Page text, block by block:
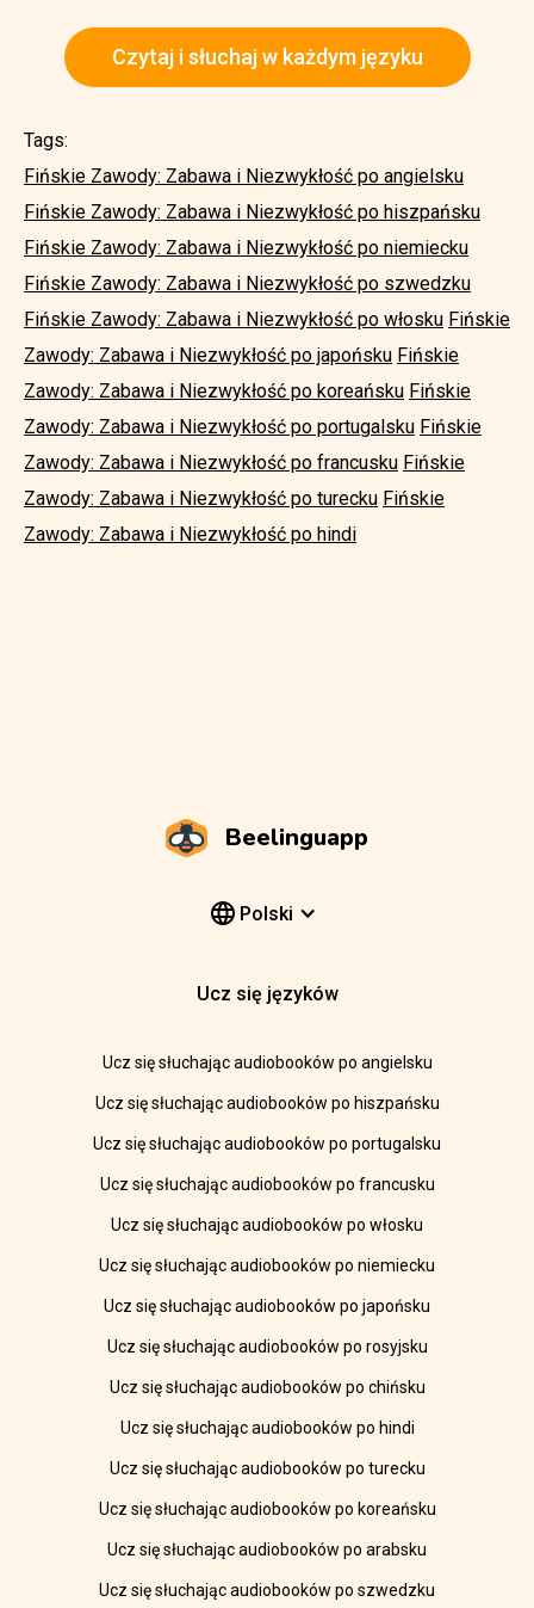
Czytaj i słuchaj w każdym języku
Tags:
Fińskie Zawody: Zabawa i Niezwykłość po angielsku
Fińskie Zawody: Zabawa i Niezwykłość po hiszpańsku
Fińskie Zawody: Zabawa i Niezwykłość po niemiecku
Fińskie Zawody: Zabawa i Niezwykłość po szwedzku
Fińskie Zawody: Zabawa i Niezwykłość po włosku Fińskie
Zawody: Zabawa i Niezwykłość po japońsku Fińskie
Zawody: Zabawa i Niezwykłość po koreańsku Fińskie
Zawody: Zabawa i Niezwykłość po portugalsku Fińskie
Zawody: Zabawa i Niezwykłość po francusku Fińskie
Zawody: Zabawa i Niezwykłość po turecku Fińskie
Zawody: Zabawa i Niezwykłość po hindi
Beelinguapp
Polski
Ucz się języków
Ucz się słuchając audiobooków po angielsku
Ucz się słuchając audiobooków po hiszpańsku
Ucz się słuchając audiobooków po portugalsku
Ucz się słuchając audiobooków po francusku
Ucz się słuchając audiobooków po włosku
Ucz się słuchając audiobooków po niemiecku
Ucz się słuchając audiobooków po japońsku
Ucz się słuchając audiobooków po rosyjsku
Ucz się słuchając audiobooków po chińsku
Ucz się słuchając audiobooków po hindi
Ucz się słuchając audiobooków po turecku
Ucz się słuchając audiobooków po koreańsku
Ucz się słuchając audiobooków po arabsku
Ucz się słuchając audiobooków po szwedzku